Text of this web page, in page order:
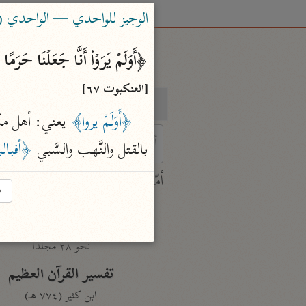
بحث تفسير
characters for results.
أمّهات
نحو ٢٨ مجلدًا
تفسير القرآن العظيم
ابن كثير (٧٧٤ هـ)
الوجيز للواحدي — الواحدي (٤٦٨
﴿أَوَلَمۡ یَرَوۡا۟ أَنَّا جَعَلۡنَا
[العنكبوت ٦٧]
﴿أَوَلَمْ يروا﴾ يعني: أهل
بالقتل والنَّهب والسَّبي